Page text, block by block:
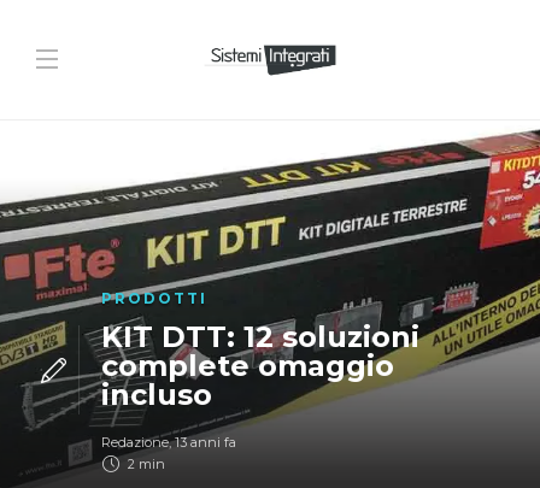
PRODOTTI
KIT DTT: 12 soluzioni
complete omaggio
incluso
Redazione,13 anni fa
2 min